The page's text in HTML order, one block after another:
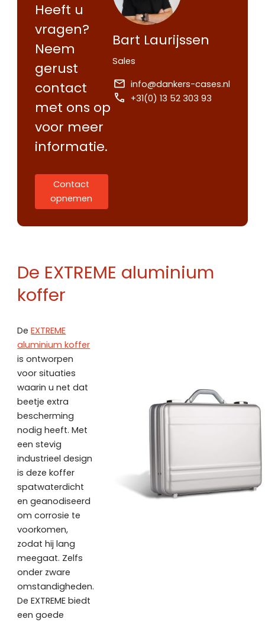
Heeft u
vragen?
Neem
gerust
contact
met ons op
voor meer
informatie.
Contact
opnemen
Bart Laurijssen
Sales
info@dankers-cases.nl
+31(0) 13 52 303 93
De EXTREME aluminium
koffer
DeEXTREME
aluminium koffer
is ontworpen
voor situaties
waarin u net dat
beetje extra
bescherming
nodig heeft. Met
een stevig
industrieel design
is deze koffer
spatwaterdicht
en geanodiseerd
om corrosie te
voorkomen,
zodat hij lang
meegaat. Zelfs
onder zware
omstandigheden.
De EXTREME biedt
een goede